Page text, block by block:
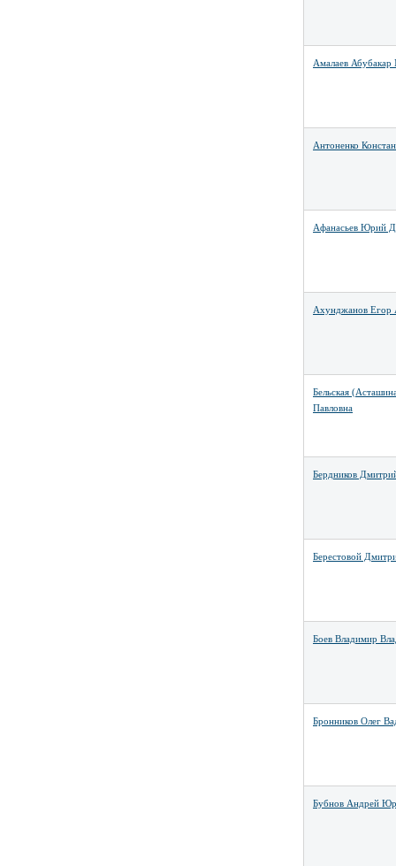
Амалаев
Антоненко
Афанасьев Юрий
Ахунджанов Егор
Бельская
Павловна
Бердников
Берестовой
Боев Владимир
Бронников Олег
Бубнов Андрей